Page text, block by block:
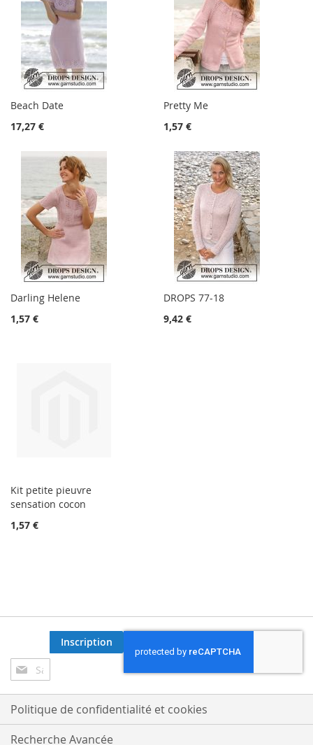
Beach Date
17,27 €
Pretty Me
1,57 €
Darling Helene
1,57 €
DROPS 77-18
9,42 €
Kit petite pieuvre
sensation cocon
1,57 €
Inscription
à
notre
lettre
d’information
:
Inscription
Politique de confidentialité et cookies
Recherche Avancée